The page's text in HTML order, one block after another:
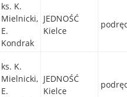
ks. K.
Mielnicki,
E.
Kondrak
JEDNOŚĆ
Kielce
ks. K.
Mielnicki,
E.
JEDNOŚĆ
Kielce